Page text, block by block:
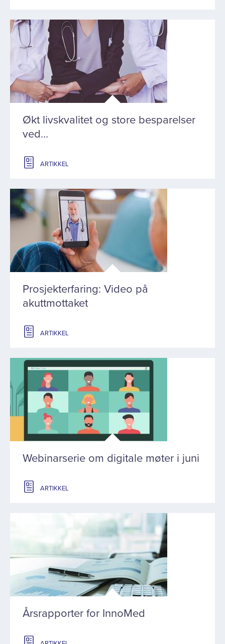
Økt livskvalitet og store besparelser
ved…
ARTIKKEL
Prosjekterfaring: Video på
akuttmottaket
ARTIKKEL
Webinarserie om digitale møter i juni
ARTIKKEL
Årsrapporter for InnoMed